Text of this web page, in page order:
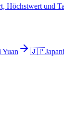
Höchstwert und
Yuan 🇯🇵